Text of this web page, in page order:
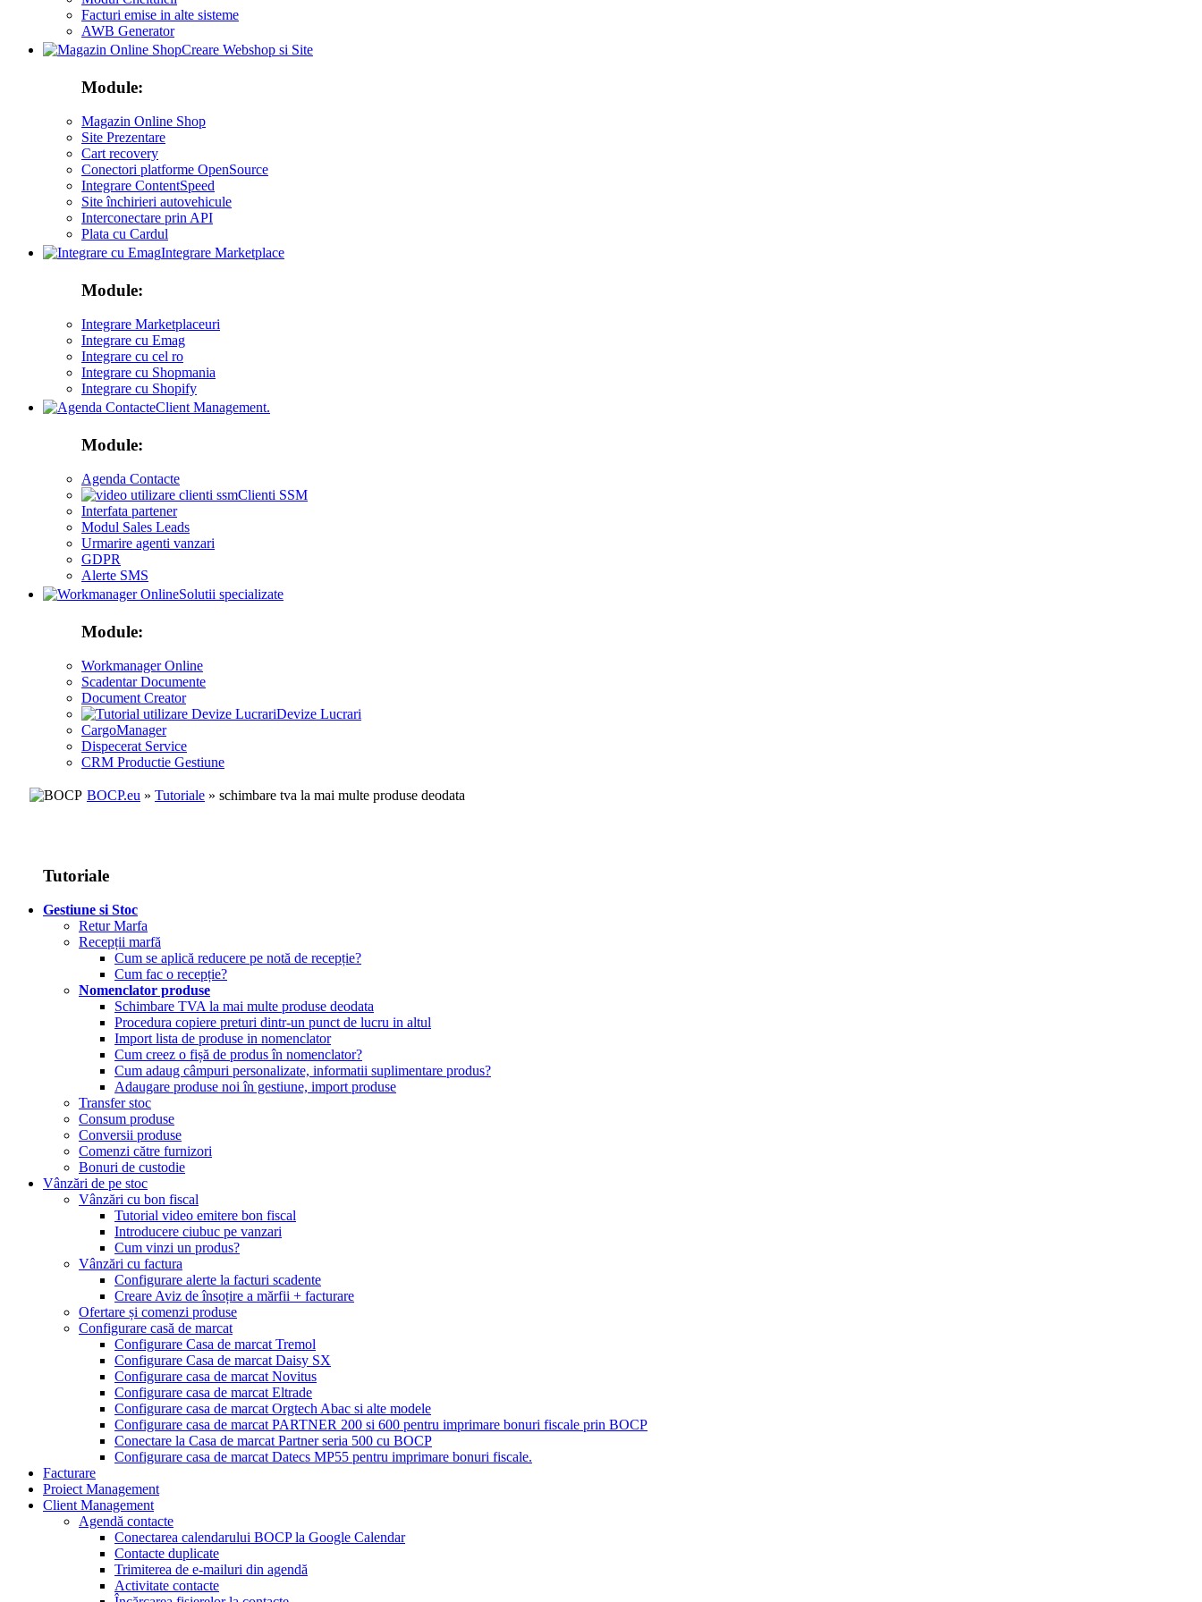
Facturi emise in alte sisteme
AWB Generator
Creare Webshop si Site
Module:
Magazin Online Shop
Site Prezentare
Cart recovery
Conectori platforme OpenSource
Integrare ContentSpeed
Site închirieri autovehicule
Interconectare prin API
Plata cu Cardul
Integrare Marketplace
Module:
Integrare Marketplaceuri
Integrare cu Emag
Integrare cu cel ro
Integrare cu Shopmania
Integrare cu Shopify
Client Management.
Module:
Agenda Contacte
Clienti SSM
Interfata partener
Modul Sales Leads
Urmarire agenti vanzari
GDPR
Alerte SMS
Solutii specializate
Module:
Workmanager Online
Scadentar Documente
Document Creator
Devize Lucrari
CargoManager
Dispecerat Service
CRM Productie Gestiune
BOCP.eu » Tutoriale » schimbare tva la mai multe produse deodata
Tutoriale
Gestiune si Stoc
Retur Marfa
Recepții marfă
Cum se aplică reducere pe notă de recepție?
Cum fac o recepție?
Nomenclator produse
Schimbare TVA la mai multe produse deodata
Procedura copiere preturi dintr-un punct de lucru in altul
Import lista de produse in nomenclator
Cum creez o fișă de produs în nomenclator?
Cum adaug câmpuri personalizate, informatii suplimentare produs?
Adaugare produse noi în gestiune, import produse
Transfer stoc
Consum produse
Conversii produse
Comenzi către furnizori
Bonuri de custodie
Vânzări de pe stoc
Vânzări cu bon fiscal
Tutorial video emitere bon fiscal
Introducere ciubuc pe vanzari
Cum vinzi un produs?
Vânzări cu factura
Configurare alerte la facturi scadente
Creare Aviz de însoțire a mărfii + facturare
Ofertare și comenzi produse
Configurare casă de marcat
Configurare Casa de marcat Tremol
Configurare Casa de marcat Daisy SX
Configurare casa de marcat Novitus
Configurare casa de marcat Eltrade
Configurare casa de marcat Orgtech Abac si alte modele
Configurare casa de marcat PARTNER 200 si 600 pentru imprimare bonuri fiscale prin BOCP
Conectare la Casa de marcat Partner seria 500 cu BOCP
Configurare casa de marcat Datecs MP55 pentru imprimare bonuri fiscale.
Facturare
Proiect Management
Client Management
Agendă contacte
Conectarea calendarului BOCP la Google Calendar
Contacte duplicate
Trimiterea de e-mailuri din agendă
Activitate contacte